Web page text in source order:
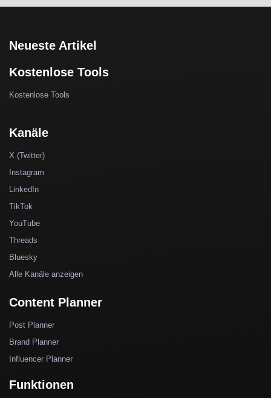
Neueste Artikel
Kostenlose Tools
Kostenlose Tools
Kanäle
X (Twitter)
Instagram
LinkedIn
TikTok
YouTube
Threads
Bluesky
Alle Kanäle anzeigen
Content Planner
Post Planner
Brand Planner
Influencer Planner
Funktionen